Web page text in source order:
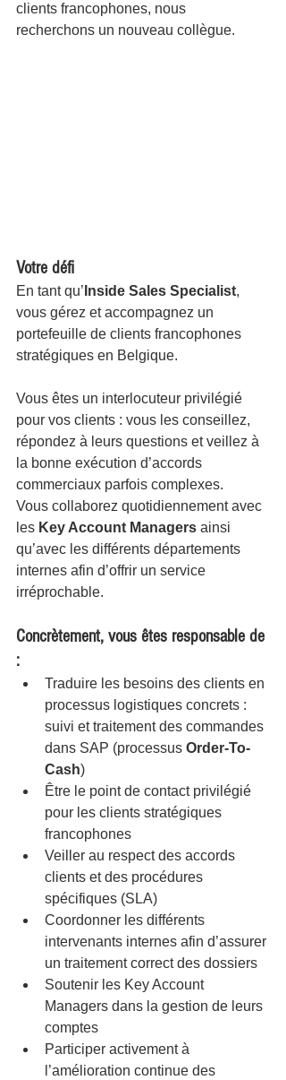
clients francophones, nous
recherchons un nouveau collègue.
Votre défi
En tant qu’ Inside Sales Specialist,
vous gérez et accompagnez un
portefeuille de clients francophones
stratégiques en Belgique.
Vous êtes un interlocuteur privilégié
pour vos clients : vous les conseillez,
répondez à leurs questions et veillez à
la bonne exécution d’accords
commerciaux parfois complexes.
Vous collaborez quotidiennement avec
les Key Account Managers ainsi
qu’avec les différents départements
internes afin d’offrir un service
irréprochable.
Concrètement, vous êtes responsable de
:
Traduire les besoins des clients en
processus logistiques concrets :
suivi et traitement des commandes
dans SAP (processus Order-To-
Cash)
Être le point de contact privilégié
pour les clients stratégiques
francophones
Veiller au respect des accords
clients et des procédures
spécifiques (SLA)
Coordonner les différents
intervenants internes afin d’assurer
un traitement correct des dossiers
Soutenir les Key Account
Managers dans la gestion de leurs
comptes
Participer activement à
l’amélioration continue des